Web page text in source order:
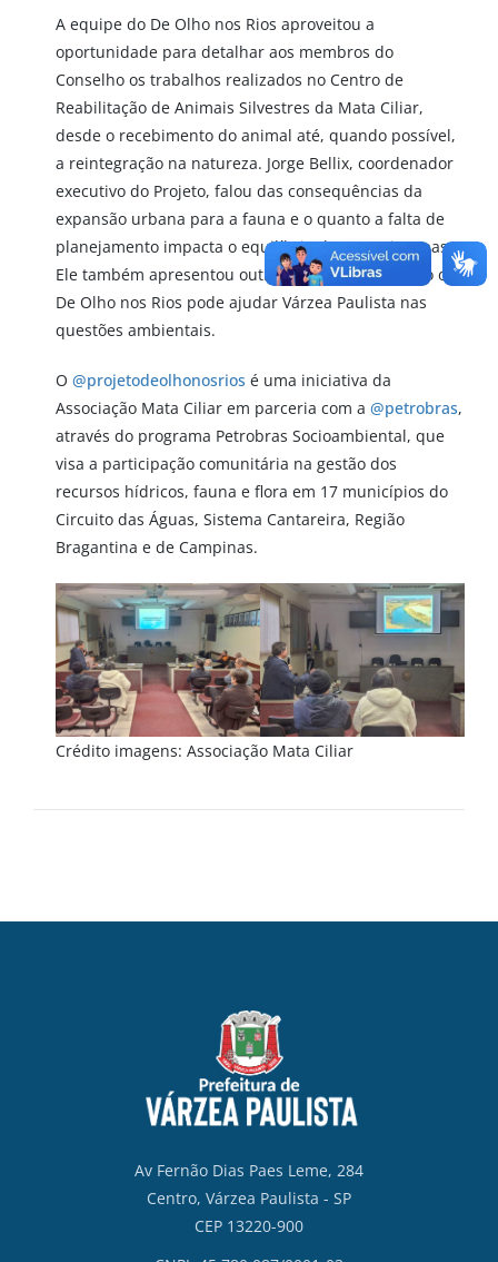
A equipe do De Olho nos Rios aproveitou a
oportunidade para detalhar aos membros do
Conselho os trabalhos realizados no Centro de
Reabilitação de Animais Silvestres da Mata Ciliar,
desde o recebimento do animal até, quando possível,
a reintegração na natureza. Jorge Bellix, coordenador
executivo do Projeto, falou das consequências da
expansão urbana para a fauna e o quanto a falta de
planejamento impacta o equilíbrio dos ecossistemas.
Ele também apresentou outras sugestões de como o
De Olho nos Rios pode ajudar Várzea Paulista nas
questões ambientais.
O @projetodeolhonosrios é uma iniciativa da
Associação Mata Ciliar em parceria com a @petrobras,
através do programa Petrobras Socioambiental, que
visa a participação comunitária na gestão dos
recursos hídricos, fauna e flora em 17 municípios do
Circuito das Águas, Sistema Cantareira, Região
Bragantina e de Campinas.
Crédito imagens: Associação Mata Ciliar
Av Fernão Dias Paes Leme, 284
Centro, Várzea Paulista - SP
CEP 13220-900